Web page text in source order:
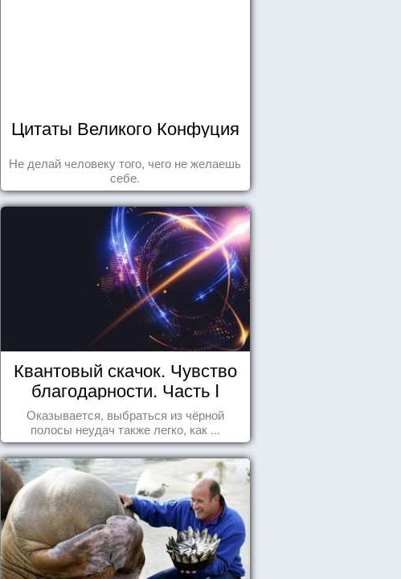
Цитаты Великого Конфуция
Не делай человеку того, чего не желаешь
себе.
Квантовый скачок. Чувство
благодарности. Часть I
Оказывается, выбраться из чёрной
полосы неудач также легко, как ...